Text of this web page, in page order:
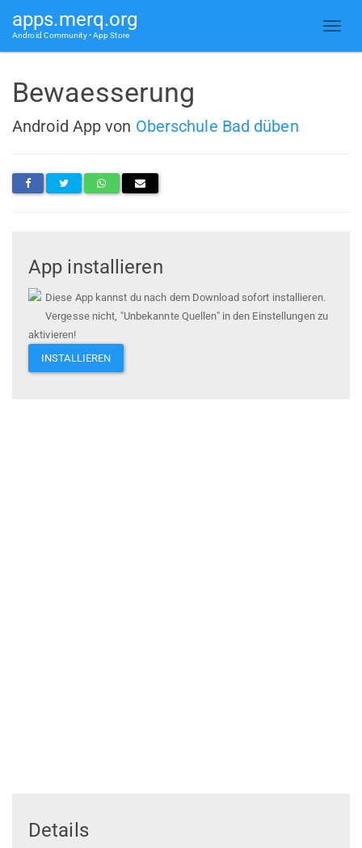
apps.merq.org
Android Community • App Store
Bewaesserung
Android App von Oberschule Bad düben
App installieren
Diese App kannst du nach dem Download sofort installieren.
Vergesse nicht, "Unbekannte Quellen" in den Einstellungen zu
aktivieren!
INSTALLIEREN
Details